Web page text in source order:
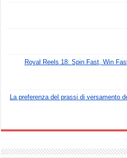
Royal Reels 18: Spin Fast, Win
La preferenza del prassi di versamento